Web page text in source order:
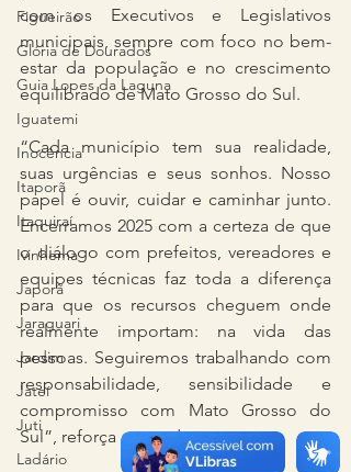
Figueirão
Glória de Dourados
Guia Lopes da Laguna
Iguatemi
Inocência
Itaporã
Itaquiraí
Ivinhema
Japorã
Jaraguari
Jardim
Jateí
Juti
Ladário
com os Executivos e Legislativos
municipais, sempre com foco no bem-
estar da população e no crescimento
equilibrado de Mato Grosso do Sul.
“Cada município tem sua realidade,
suas urgências e seus sonhos. Nosso
papel é ouvir, cuidar e caminhar junto.
Encerramos 2025 com a certeza de que
o diálogo com prefeitos, vereadores e
equipes técnicas faz toda a diferença
para que os recursos cheguem onde
realmente importam: na vida das
pessoas. Seguiremos trabalhando com
responsabilidade, sensibilidade e
compromisso com Mato Grosso do
Sul”, reforça a senadora.